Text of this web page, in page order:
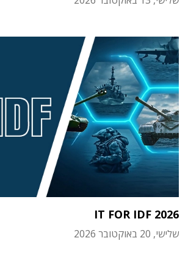
IT FOR IDF 2026
שלישי, 20 באוקטובר 2026